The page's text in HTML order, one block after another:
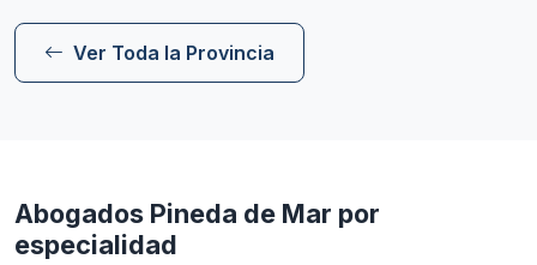
Ver Toda la Provincia
Abogados Pineda de Mar por
especialidad